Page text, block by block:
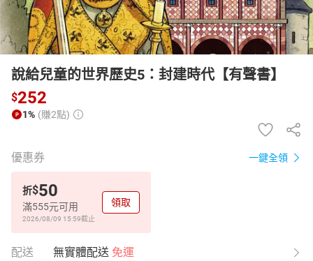
說給兒童的世界歷史5：封建時代【有聲書】
$252
1% (賺2點)
優惠券 一鍵全領
折$50
滿555元可用
2026/08/09 15:59截止
領取
配送 無實體配送 免運